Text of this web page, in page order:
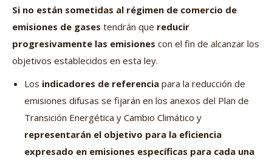
Si no están sometidas al régimen de comercio de
emisiones de gases tendrán que reducir
progresivamente las emisiones con el fin de alcanzar los
objetivos establecidos en esta ley.
Los indicadores de referencia para la reducción de
emisiones difusas se fijarán en los anexos del Plan de
Transición Energética y Cambio Climático y
representarán el objetivo para la eficiencia
expresado en emisiones específicas para cada una